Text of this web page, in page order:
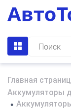
Главная
Аккумуляторы
•